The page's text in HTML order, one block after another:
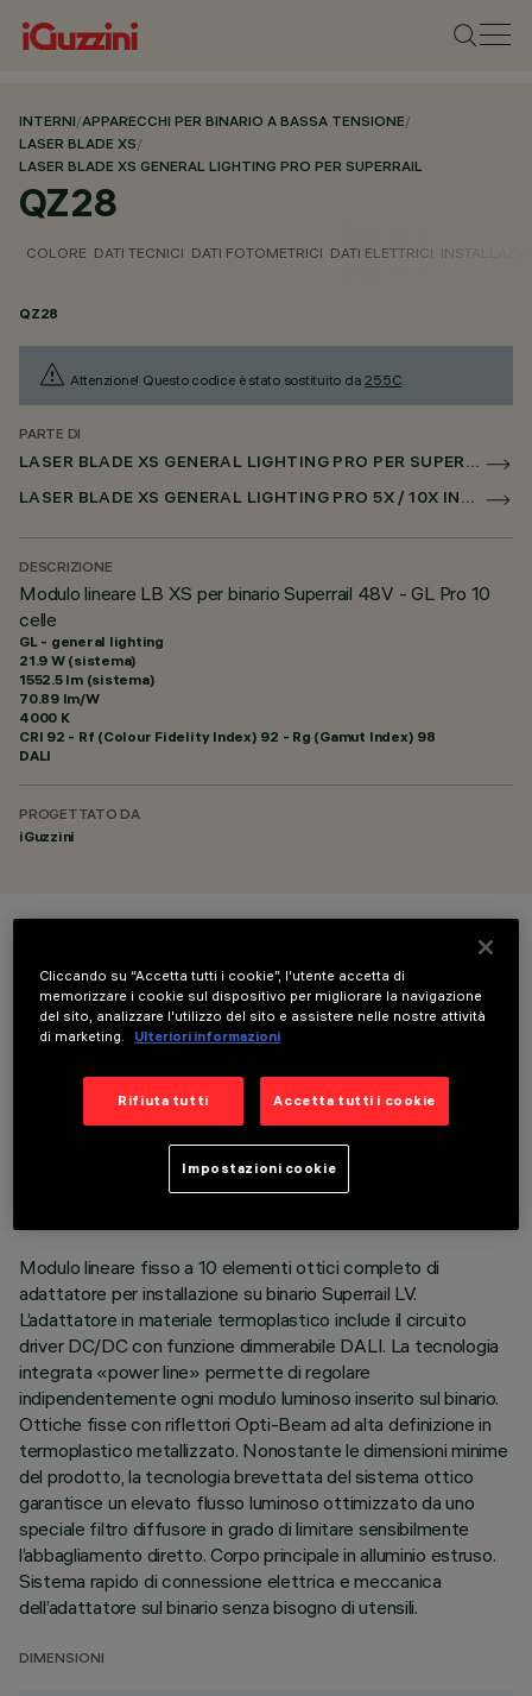
INTERNI/APPARECCHI PER BINARIO A BASSA TENSIONE/
LASER BLADE XS/
LASER BLADE XS GENERAL LIGHTING PRO PER SUPERRAIL
QZ28
COLORE DATI TECNICI DATI FOTOMETRICI DATI ELETTRICI
QZ28
Attenzione! Questo codice è stato sostituito da255C.
PARTE DI
LASER BLADE XS GENERAL LIGHTING PRO PER SUPERRAIL
LASER BLADE XS GENERAL LIGHTING PRO 5X / 10X INCASSO PER SUPERRAIL DALI POWERLINE
DESCRIZIONE
Modulo lineare LB XS per binario Superrail 48V - GL Pro 10
celle
GL - general lighting
21.9 W (sistema)
1552.5 lm (sistema)
70.89 lm/W
4000 K
CRI 92 - Rf (Colour Fidelity Index) 92 - Rg (Gamut Index) 98
DALI
PROGETTATO DA
iGuzzini
DATI TECNICI
ULTIMO AGGIORNAMENTO: 03/08/2026
Modulo lineare fisso a 10 elementi ottici completo di
adattatore per installazione su binario Superrail LV.
L’adattatore in materiale termoplastico include il circuito
driver DC/DC con funzione dimmerabile DALI. La tecnologia
integrata «power line» permette di regolare
indipendentemente ogni modulo luminoso inserito sul binario.
Ottiche fisse con riflettori Opti-Beam ad alta definizione in
termoplastico metallizzato. Nonostante le dimensioni minime
del prodotto, la tecnologia brevettata del sistema ottico
garantisce un elevato flusso luminoso ottimizzato da uno
speciale filtro diffusore in grado di limitare sensibilmente
l’abbagliamento diretto. Corpo principale in alluminio estruso.
Sistema rapido di connessione elettrica e meccanica
dell’adattatore sul binario senza bisogno di utensili.
DIMENSIONI
Cliccando su “Accetta tutti i cookie”, l'utente accetta di
memorizzare i cookie sul dispositivo per migliorare la navigazione
del sito, analizzare l'utilizzo del sito e assistere nelle nostre attività
di marketing.
Ulteriori informazioni
Rifiuta tutti Accetta tutti i cookie
Impostazioni cookie